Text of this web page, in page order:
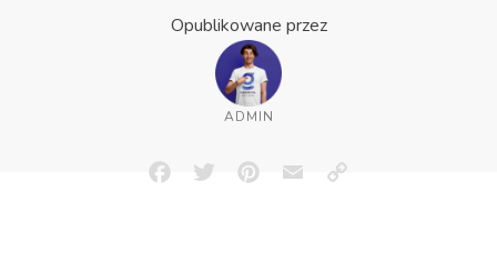
Opublikowane przez
ADMIN
FacebookTwitterPinterestEmailCopy